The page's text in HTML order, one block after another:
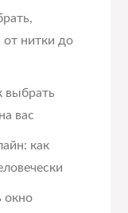
от нитки до
выбрать
вас
как
окно